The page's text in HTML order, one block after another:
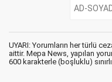
UYARI: Yorumların her türlü
aittir. Mepa News, yapılan
600 karakterle (boşluklu)